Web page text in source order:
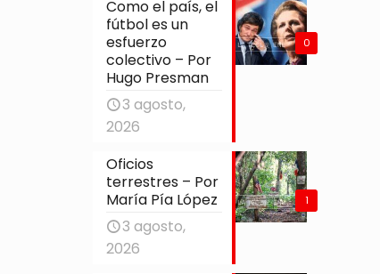
0
Como el país, el
fútbol es un
esfuerzo
colectivo – Por
Hugo Presman
3 agosto,
2026
1
Oficios
terrestres – Por
María Pía López
3 agosto,
2026